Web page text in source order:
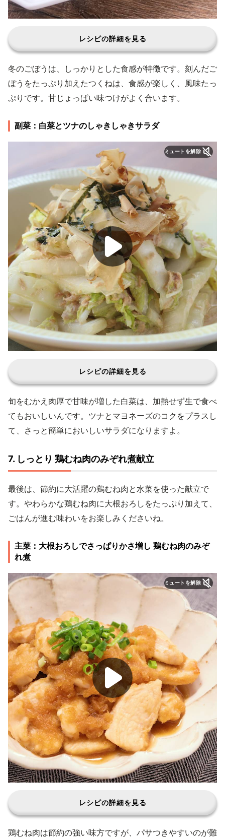
レシピの詳細を見る
冬のごぼうは、しっかりとした食感が特徴です。刻んだご
ぼうをたっぷり加えたつくねは、食感が楽しく、風味たっ
ぷりです。甘じょっぱい味つけがよく合います。
副菜：白菜とツナのしゃきしゃきサラダ
ミュートを解除
レシピの詳細を見る
旬をむかえ肉厚で甘味が増した白菜は、加熱せず生で食べ
てもおいしいんです。ツナとマヨネーズのコクをプラスし
て、さっと簡単においしいサラダになりますよ。
7. しっとり 鶏むね肉のみぞれ煮献立
最後は、節約に大活躍の鶏むね肉と水菜を使った献立で
す。やわらかな鶏むね肉に大根おろしをたっぷり加えて、
ごはんが進む味わいをお楽しみくださいね。
主菜：大根おろしでさっぱりかさ増し 鶏むね肉のみぞ
れ煮
ミュートを解除
レシピの詳細を見る
鶏むね肉は節約の強い味方ですが、パサつきやすいのが難